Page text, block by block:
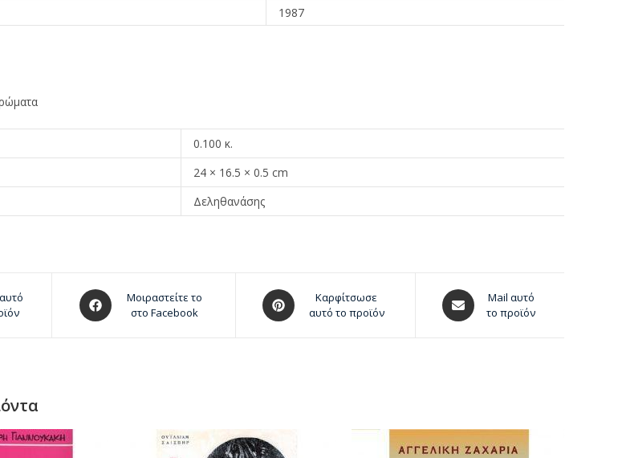
1987
0.100 κ.
24 × 16.5 × 0.5 cm
Δεληθανάσης
Μοιραστείτε το
στο Facebook
Καρφίτσωσε
αυτό το προϊόν
Mail αυτό
το προϊόν